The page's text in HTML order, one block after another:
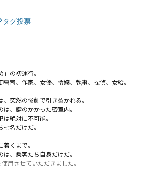
タグ投票
の初運行。
司、作家、女優、令嬢、執事、探偵、女給。
突然の惨劇で引き裂かれる。
、鍵のかかった密室内。
絶対に不可能。
名だけだ。
くまで。
、乗客たち自身だけだ。
用させていただきました。